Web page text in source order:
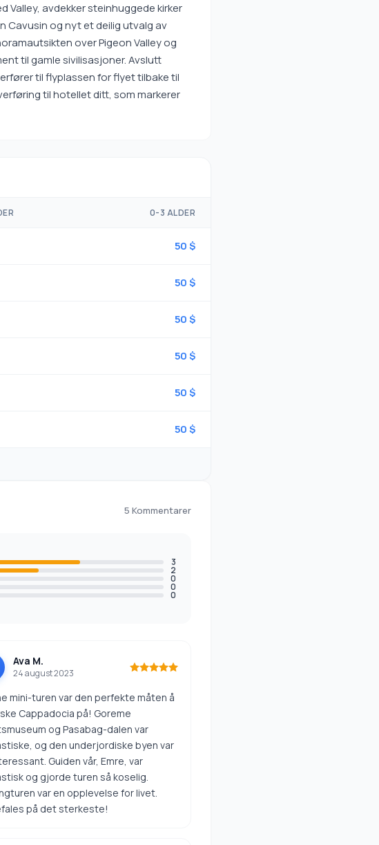
Valley, avdekker steinhuggede kirker
Cavusin og nyt et deilig utvalg av
over Pigeon Valley og
til gamle sivilisasjoner. Avslutt
til flyplassen for flyet tilbake til
til hotellet ditt, som markerer
0-3 ALDER
50 $
50 $
50 $
50 $
50 $
50 $
5 Kommentarer
3
2
0
0
0
Ava M.
24 august 2023
mini-turen var den perfekte måten å
Cappadocia på! Goreme
og Pasabag-dalen var
og den underjordiske byen var
Guiden vår, Emre, var
og gjorde turen så koselig.
var en opplevelse for livet.
på det sterkeste!